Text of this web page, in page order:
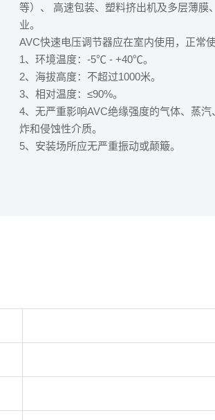
等）、 高速包装、塑料挤出机及多层薄膜
业。
AVC快速电压调节器应在室内使用，正常使
1、环境温度：-5℃ - +40℃。
2、海拔高度：不超过1000米。
3、相对温度：≤90%。
4、无严重影响AVC绝缘强度的气体、蒸
炸和侵蚀性介质。
5、安装场所应无严重振动或颠簸。